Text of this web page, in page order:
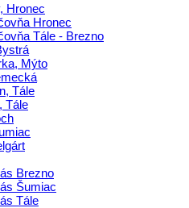
Hronec
Hronec
Tále - Brezno
Mýto
Tále
Tále
Brezno
Šumiac
Tále